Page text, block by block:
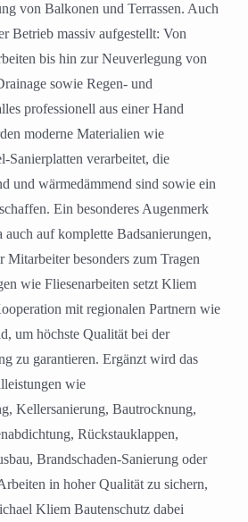
von Balkonen und Terrassen. Auch
Betrieb massiv aufgestellt: Von
bis hin zur Neuverlegung von
sowie Regen- und
professionell aus einer Hand
moderne Materialien wie
Sanierplatten verarbeitet, die
und wärmedämmend sind sowie ein
Ein besonderes Augenmerk
auf komplette Badsanierungen,
Mitarbeiter besonders zum Tragen
wie Fliesenarbeiten setzt Kliem
mit regionalen Partnern wie
um höchste Qualität bei der
zu garantieren. Ergänzt wird das
wie
Kellersanierung, Bautrocknung,
Rückstauklappen,
Brandschaden-Sanierung oder
in hoher Qualität zu sichern,
Kliem Bautenschutz dabei